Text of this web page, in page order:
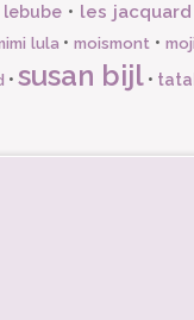
lebube • les
lula •moismont •
• susan bijl •